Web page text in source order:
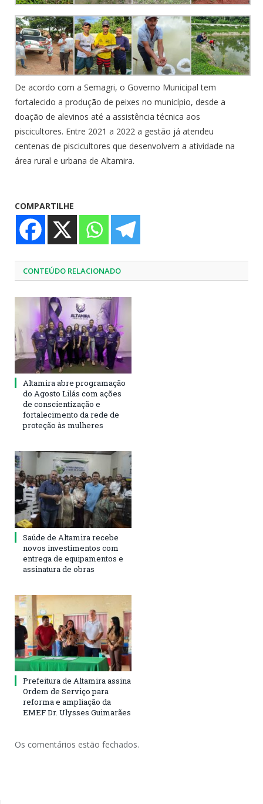
De acordo com a Semagri, o Governo Municipal tem
fortalecido a produção de peixes no município, desde a
doação de alevinos até a assistência técnica aos
piscicultores. Entre 2021 a 2022 a gestão já atendeu
centenas de piscicultores que desenvolvem a atividade na
área rural e urbana de Altamira.
COMPARTILHE
CONTEÚDO RELACIONADO
Altamira abre programação
do Agosto Lilás com ações
de conscientização e
fortalecimento da rede de
proteção às mulheres
Saúde de Altamira recebe
novos investimentos com
entrega de equipamentos e
assinatura de obras
Prefeitura de Altamira assina
Ordem de Serviço para
reforma e ampliação da
EMEF Dr. Ulysses Guimarães
Os comentários estão fechados.